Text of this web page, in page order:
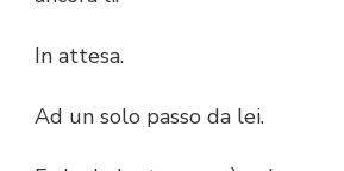
In attesa.
Ad un solo passo da lei.